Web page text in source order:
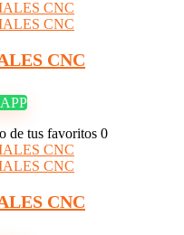
CNC
de tus favoritos 0
CNC